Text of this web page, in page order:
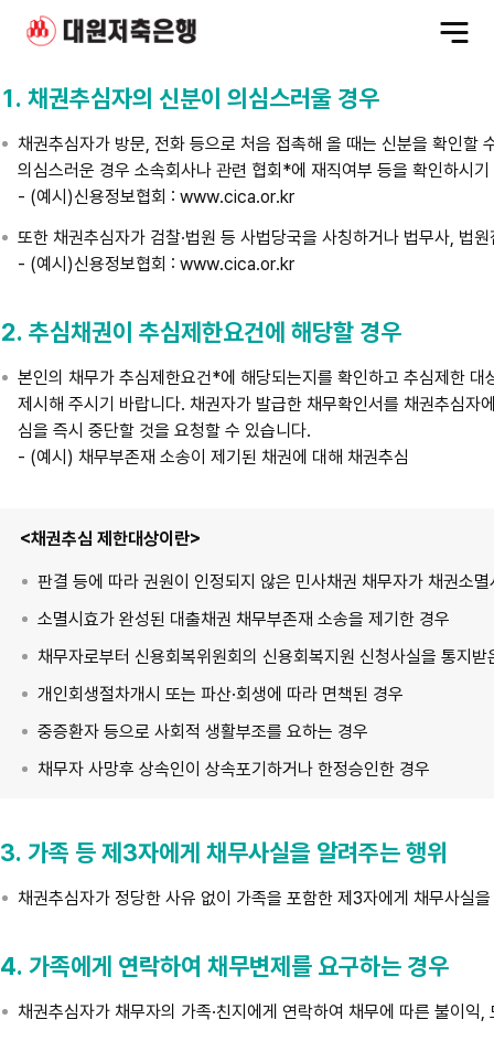
전
체
1. 채권추심자의 신분이 의심스러울 경우
채권추심자가 방문, 전화 등으로 처음 접촉해 올 때는 신분을 확인할
의심스러운 경우 소속회사나 관련 협회*에 재직여부 등을 확인하시
- (예시)신용정보협회 : www.cica.or.kr
또한 채권추심자가 검찰·법원 등 사법당국을 사칭하거나 법무사, 법
- (예시)신용정보협회 : www.cica.or.kr
2. 추심채권이 추심제한요건에 해당할 경우
본인의 채무가 추심제한요건*에 해당되는지를 확인하고 추심제한
제시해 주시기 바랍니다. 채권자가 발급한 채무확인서를 채권추심
심을 즉시 중단할 것을 요청할 수 있습니다.
- (예시) 채무부존재 소송이 제기된 채권에 대해 채권추심
<채권추심 제한대상이란>
판결 등에 따라 권원이 인정되지 않은 민사채권 채무자가 채권소
소멸시효가 완성된 대출채권 채무부존재 소송을 제기한 경우
채무자로부터 신용회복위원회의 신용회복지원 신청사실을 통지받
개인회생절차개시 또는 파산·회생에 따라 면책된 경우
중증환자 등으로 사회적 생활부조를 요하는 경우
채무자 사망후 상속인이 상속포기하거나 한정승인한 경우
3. 가족 등 제3자에게 채무사실을 알려주는 행위
채권추심자가 정당한 사유 없이 가족을 포함한 제3자에게 채무사실
4. 가족에게 연락하여 채무변제를 요구하는 경우
채권추심자가 채무자의 가족·친지에게 연락하여 채무에 따른 불이